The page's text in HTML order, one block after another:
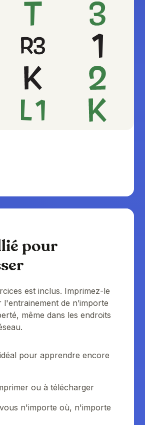
pour
est inclus. Imprimez-le
de n’importe
même dans les endroits
pour apprendre encore
ou à télécharger
n'importe où, n'importe